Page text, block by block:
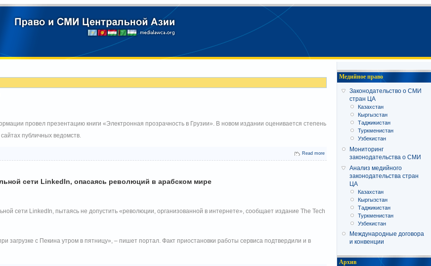
провел презентацию книги «Электронная прозрачность в Грузии». В новом издании оценивается степень
публичных ведомств.
Read more
сети LinkedIn, опасаясь революций в арабском мире
сети LinkedIn, пытаясь не допустить «революции, организованной в интернете», сообщает издание The Tech
загрузке с Пекина утром в пятницу», – пишет портал. Факт приостановки работы сервиса подтвердили и в
Медийное право
Законодательство о СМИ
стран ЦА
Казахстан
Кыргызстан
Таджикистан
Туркменистан
Узбекистан
Мониторинг
законодательства о СМИ
Анализ медийного
законодательства стран
ЦА
Казахстан
Кыргызстан
Таджикистан
Туркменистан
Узбекистан
Международные договора
и конвенции
Архив